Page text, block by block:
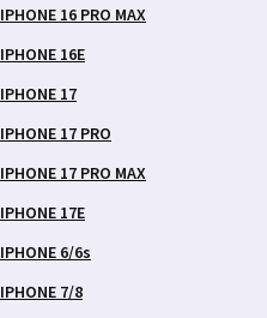
IPHONE 16 PRO MAX
IPHONE 16E
IPHONE 17
IPHONE 17 PRO
IPHONE 17 PRO MAX
IPHONE 17E
IPHONE 6/6s
IPHONE 7/8